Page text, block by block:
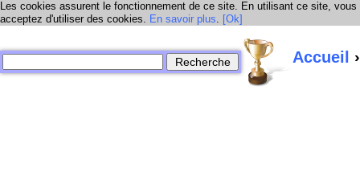
Les cookies assurent le fonctionnement de ce site. En utilisant ce site, vous
acceptez d'utiliser des cookies. En savoir plus. [Ok]
Accueil